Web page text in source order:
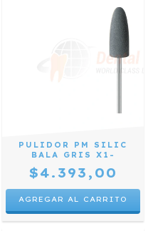
PULIDOR PM SILIC
BALA GRIS X1-
$4.393,00